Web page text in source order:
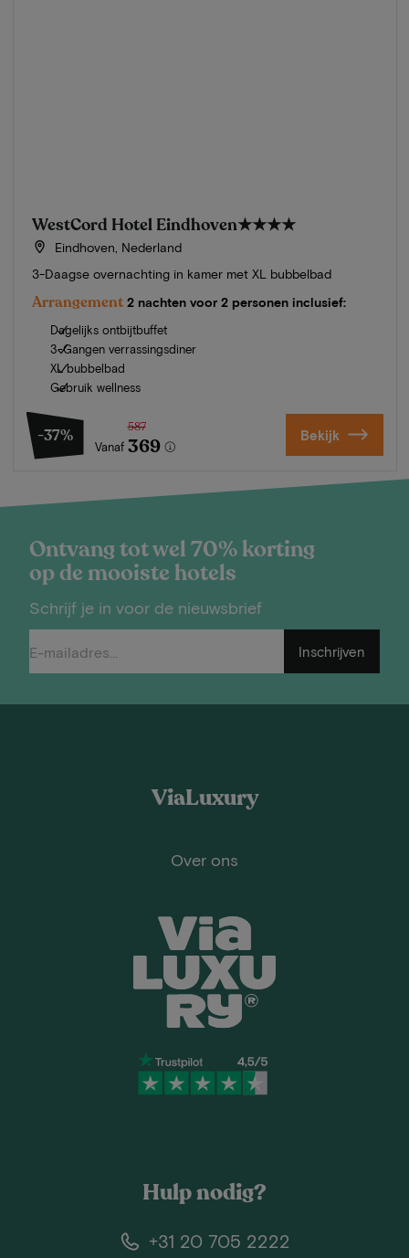
WestCord Hotel Eindhoven★★★★
Eindhoven, Nederland
3-Daagse overnachting in kamer met XL bubbelbad
Arrangement 2 nachten voor 2 personen inclusief:
Dagelijks ontbijtbuffet
3-Gangen verrassingsdiner
XL bubbelbad
Gebruik wellness
-37%
Vanaf
587
369 Bekijk
Ontvang tot wel 70% korting
op de mooiste hotels
Schrijf je in voor de nieuwsbrief
Inschrijven
ViaLuxury
Over ons
Hulp nodig?
+31 20 705 2222